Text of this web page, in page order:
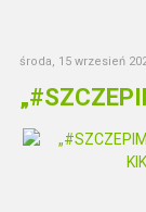
środa, 15 wrzesień